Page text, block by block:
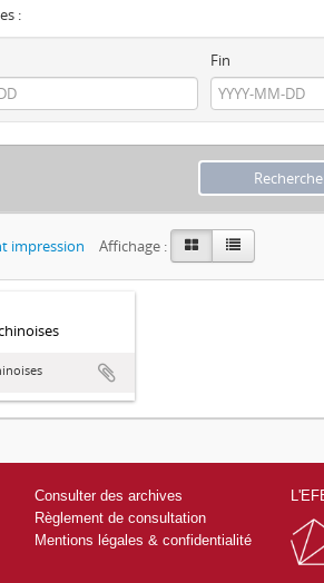
:
Fin
impression Affichage :
Consulter des archives
Règlement de consultation
Mentions légales & confidentialité